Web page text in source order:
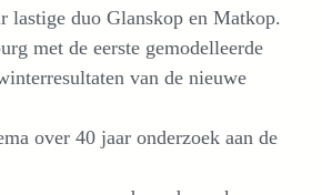
lastige duo Glanskop en Matkop.
met de eerste gemodelleerde
van de nieuwe
over 40 jaar onderzoek aan de